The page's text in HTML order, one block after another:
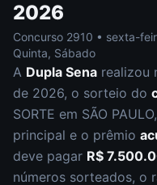
2026
Concurso 2910 • sexta-
Quinta, Sábado
A Dupla Sena realizou
de 2026, o sorteio do
SORTE em SÃO
principal e o prêmio
deve pagar R$
números sorteados, o